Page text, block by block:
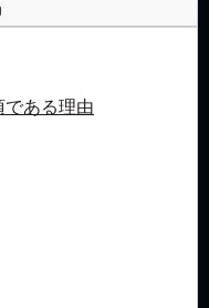
である理由